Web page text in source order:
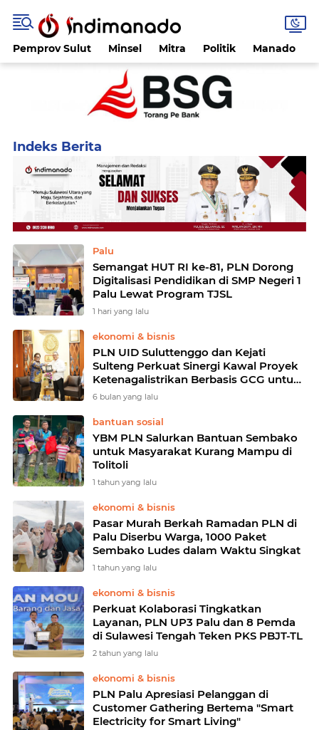
Pemprov Sulut Minsel Mitra Politik Manado
Palu
Semangat HUT RI ke-81, PLN Dorong
Digitalisasi Pendidikan di SMP Negeri 1
Palu Lewat Program TJSL
1 hari yang lalu
ekonomi & bisnis
PLN UID Suluttenggo dan Kejati
Sulteng Perkuat Sinergi Kawal Proyek
Ketenagalistrikan Berbasis GCG untuk
Program Berkelanjutan
6 bulan yang lalu
bantuan sosial
YBM PLN Salurkan Bantuan Sembako
untuk Masyarakat Kurang Mampu di
Tolitoli
1 tahun yang lalu
ekonomi & bisnis
Pasar Murah Berkah Ramadan PLN di
Palu Diserbu Warga, 1000 Paket
Sembako Ludes dalam Waktu Singkat
1 tahun yang lalu
ekonomi & bisnis
Perkuat Kolaborasi Tingkatkan
Layanan, PLN UP3 Palu dan 8 Pemda
di Sulawesi Tengah Teken PKS PBJT-TL
2 tahun yang lalu
ekonomi & bisnis
PLN Palu Apresiasi Pelanggan di
Customer Gathering Bertema "Smart
Electricity for Smart Living"